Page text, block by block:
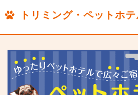
トリミング・ペットホ